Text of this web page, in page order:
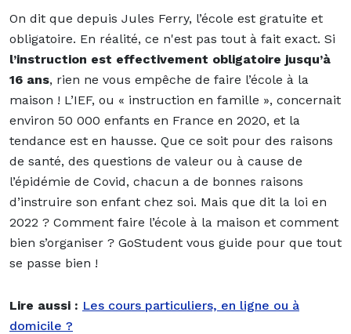
On dit que depuis Jules Ferry, l’école est gratuite et
obligatoire. En réalité, ce n'est pas tout à fait exact. Si
l’instruction est effectivement obligatoire jusqu’à
16 ans, rien ne vous empêche de faire l’école à la
maison ! L’IEF, ou « instruction en famille », concernait
environ 50 000 enfants en France en 2020, et la
tendance est en hausse. Que ce soit pour des raisons
de santé, des questions de valeur ou à cause de
l’épidémie de Covid, chacun a de bonnes raisons
d’instruire son enfant chez soi. Mais que dit la loi en
2022 ? Comment faire l’école à la maison et comment
bien s’organiser ? GoStudent vous guide pour que tout
se passe bien !
Lire aussi : Les cours particuliers, en ligne ou à
domicile ?